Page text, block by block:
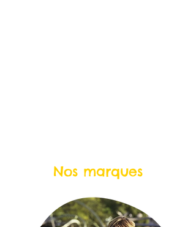
Nos marques